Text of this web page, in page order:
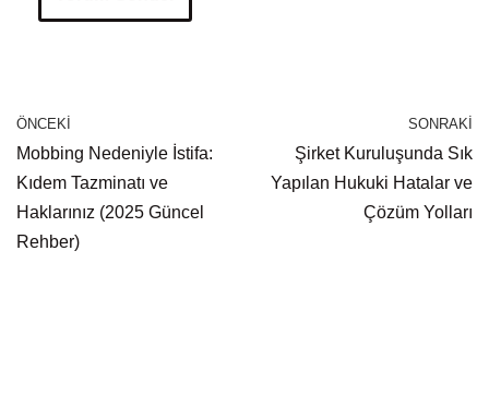
ÖNCEKI
Mobbing Nedeniyle İstifa:
Kıdem Tazminatı ve
Haklarınız (2025 Güncel
Rehber)
SONRAKI
Şirket Kuruluşunda Sık
Yapılan Hukuki Hatalar ve
Çözüm Yolları